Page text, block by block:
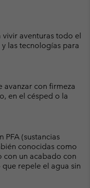
aventuras todo el
las tecnologías para
avanzar con firmeza
en el césped o la
PFA (sustancias
conocidas como
con un acabado con
repele el agua sin